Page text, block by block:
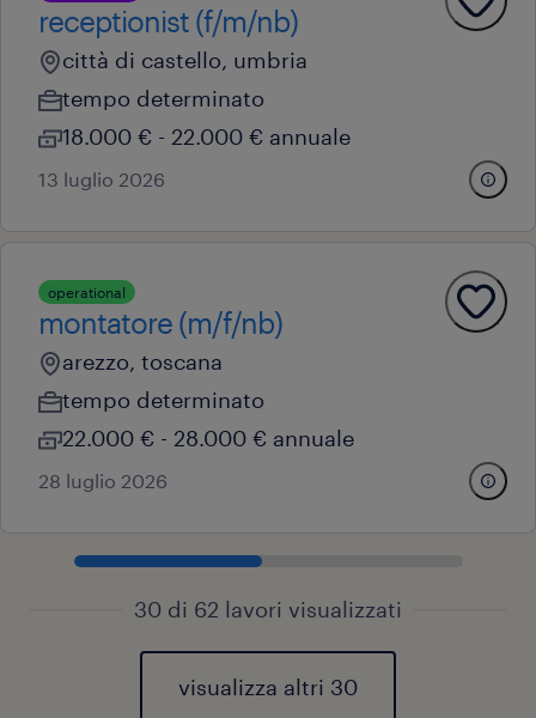
receptionist (f/m/nb)
città di castello, umbria
tempo determinato
18.000 € - 22.000 € annuale
13 luglio 2026
operational
montatore (m/f/nb)
arezzo, toscana
tempo determinato
22.000 € - 28.000 € annuale
28 luglio 2026
30 di 62 lavori visualizzati
visualizza altri 30